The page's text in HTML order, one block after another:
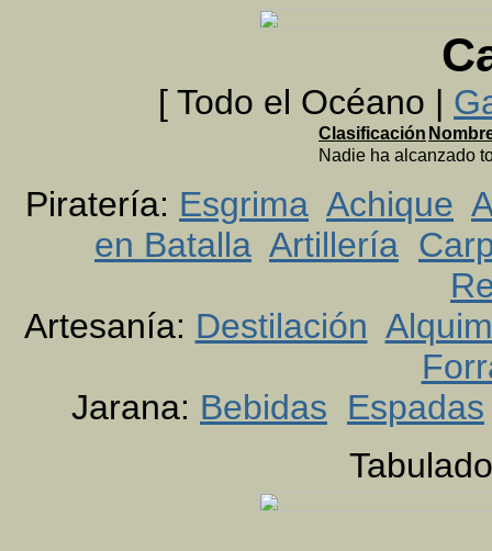
[ Todo el Océano |
Clasificación
Nadie ha alcanzado
Piratería: Esgrima Achique
en Batalla Artillería
Artesanía: Destilación
Jarana: Bebidas Espadas